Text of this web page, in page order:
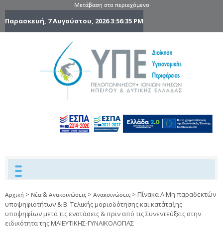
Μετάβαση στο περιεχόμενο
Παρασκευή, 7 Αυγούστου, 20263:56:36 PM
Ηπείρου
Δυτικής
Ελλάδας
Αρχική > Νέα & Ανακοινώσεις > Ανακοινώσεις > Πίνακα Α Μη παραδεκτών
υποψηφιοτήτων & Β. Τελικής μοριοδότησης και κατάταξης
υποψηφίων μετά τις ενστάσεις & πριν από τις Συνεντεύξεις στην
ειδικότητα της ΜΑΙΕΥΤΙΚΗΣ-ΓΥΝΑΙΚΟΛΟΓΙΑΣ